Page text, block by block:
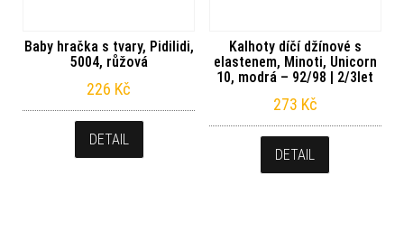
Baby hračka s tvary, Pidilidi,
5004, růžová
226 Kč
DETAIL
Kalhoty díčí džínové s
elastenem, Minoti, Unicorn
10, modrá – 92/98 | 2/3let
273 Kč
DETAIL